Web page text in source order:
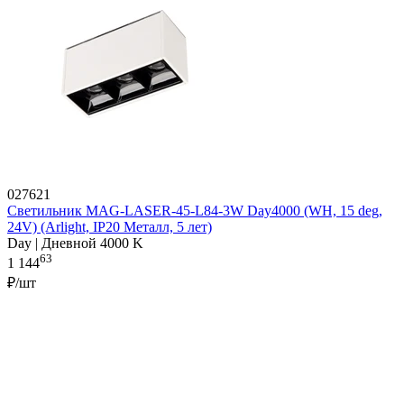
027621
Светильник MAG-LASER-45-L84-3W Day4000 (WH, 15 deg,
24V) (Arlight, IP20 Металл, 5 лет)
Day | Дневной 4000 K
1 14463
₽/шт